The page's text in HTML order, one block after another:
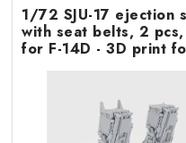
1/72 SJU-17 ejection
with seat belts, 2
for F-14D - 3D print